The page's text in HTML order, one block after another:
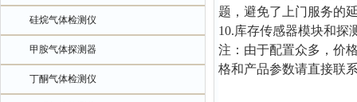
硅烷气体检测仪
甲胺气体探测器
丁酮气体检测仪
题，避免了上门服务的
10.库存传感器模块和探
注：由于配置众多，价
格和产品参数请直接联